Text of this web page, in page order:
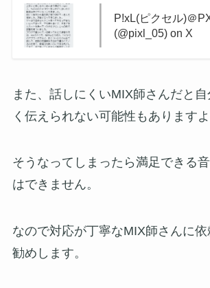
P!xL(ピクセル)＠
(@pixl_05) on X
また、話しにくいMIX師さんだと
く伝えられない可能性もありますよ
そうなってしまったら満足できる
はできません。
なので対応が丁寧なMIX師さんに
勧めします。